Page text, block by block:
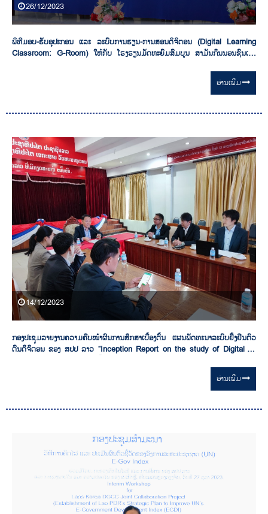
26/12/2023
ພິທີມອບ-ຮັບອຸປະກອນ ແລະ ລະບົບການຮຽນ-ການສອນດິຈິຕອນ (Digital Learning
Classroom: G-Room) ໃຫ້ກັບ ໂຮງຮຽນມັດທະຍົມສົມບູນ ສາມັນກິນນອນຊົນເຜົ່າ
ອ່ານ​ເພີ່ມ
14/12/2023
ກອງປະຊຸມລາຍງານຄວາມຄືບໜ້າຜົນການສຶກສາເບື້ອງຕົ້ນ ແຜນພັດທະນາລະບົບຢັ້ງຢືນຕົວ
ຕົນດິຈິຕອນ ຂອງ ສປປ ລາວ “Inception Report on the study of Digital ID
ອ່ານ​ເພີ່ມ